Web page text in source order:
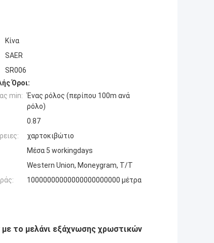
Κίνα
SAER
SR006
Όροι:
min: Ένας ρόλος (περίπου 100m ανά
ρόλο)
0.87
χαρτοκιβώτιο
Μέσα 5 workingdays
Western Union, Moneygram, T/T
10000000000000000000000 μέτρα
το μελάνι εξάχνωσης χρωστικών